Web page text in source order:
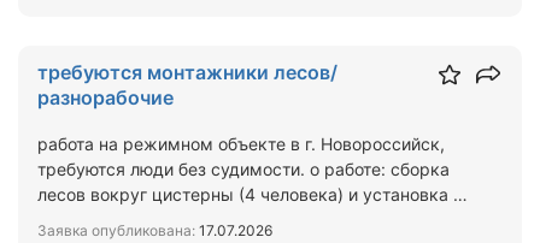
требуются монтажники лесов/
разнорабочие
работа на режимном объекте в г. Новороссийск,
требуются люди без судимости. о работе: сборка
лесов вокруг цистерны (4 человека) и установка в
Заявка опубликована: 17.07.2026